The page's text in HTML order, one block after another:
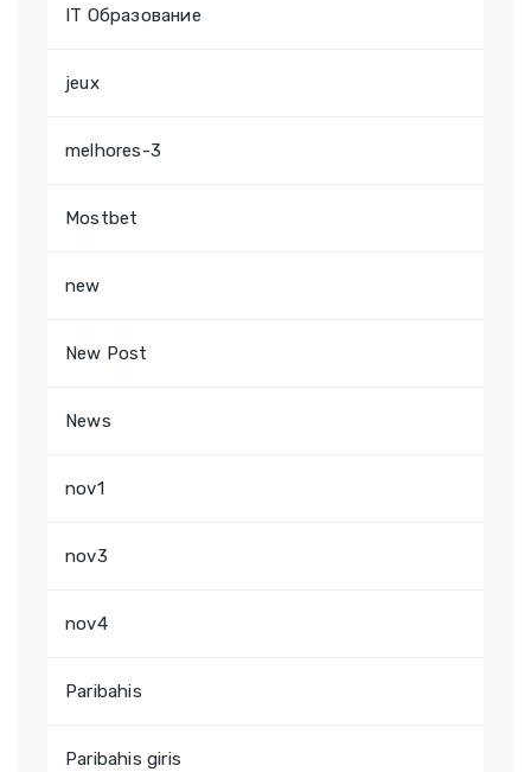
IT Образование
jeux
melhores-3
Mostbet
new
New Post
News
nov1
nov3
nov4
Paribahis
Paribahis giris